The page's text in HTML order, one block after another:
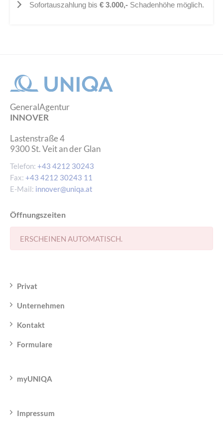
Sofortauszahlung bis€ 3.000,- Schadenhöhe möglich.
GeneralAgentur
INNOVER
Lastenstraße 4
9300St. Veit an der Glan
Telefon: +43 4212 30243
Fax: +43 4212 30243 11
E-Mail: innover@uniqa.at
Öffnungszeiten
ERSCHEINEN AUTOMATISCH.
Privat
Unternehmen
Kontakt
Formulare
myUNIQA
Impressum